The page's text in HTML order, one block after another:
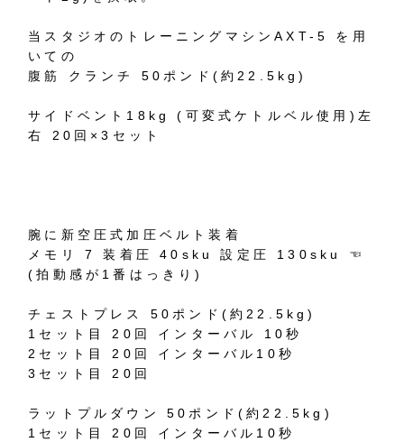
当スタジオのトレーニングマシンAXT-5 を用
いての
腹筋 クランチ 50ポンド(約22.5kg)
サイドベント18kg (可変式ケトルベル使用)左
右 20回×3セット
腕に新空圧式加圧ベルト装着
メモリ 7 装着圧 40sku 設定圧 130sku ☜
(拍動感が1番はっきり)
チェストプレス 50ポンド(約22.5kg)
1セット目 20回 インターバル 10秒
2セット目 20回 インターバル10秒
3セット目 20回
ラットプルダウン 50ポンド(約22.5kg)
1セット目 20回 インターバル10秒